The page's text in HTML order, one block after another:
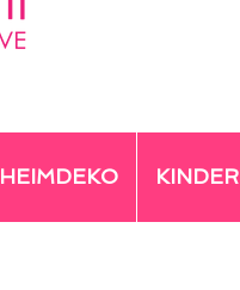
HEIMDEKO KINDER